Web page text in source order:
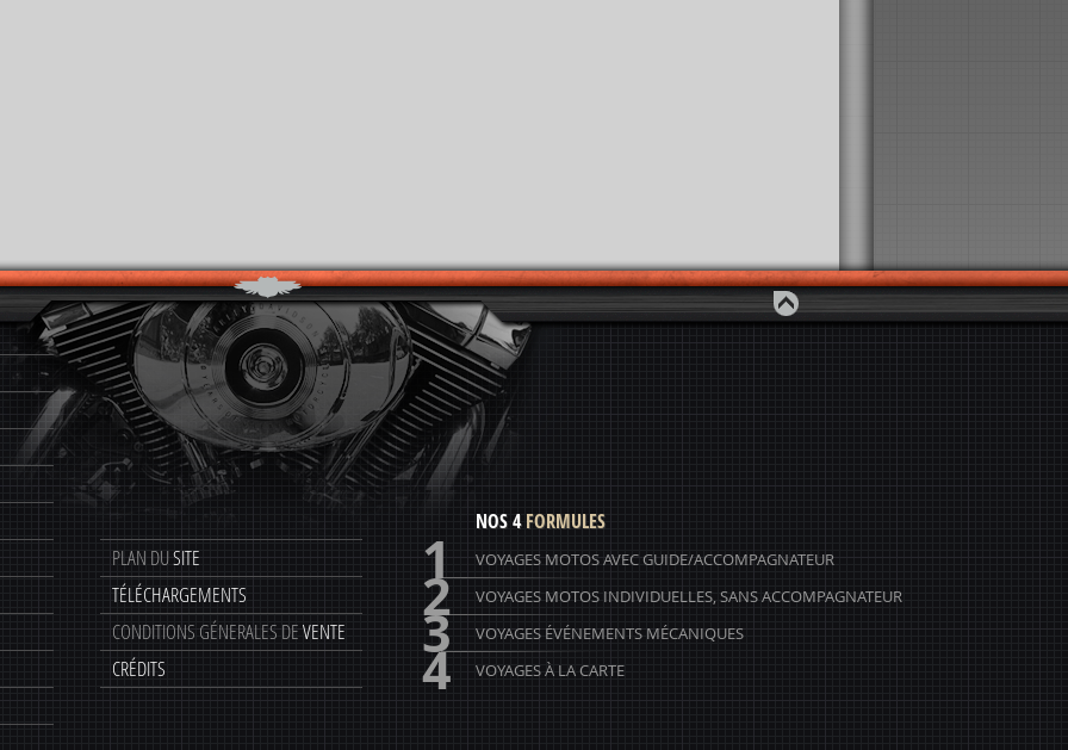
PLAN DUSITE
TÉLÉCHARGEMENTS
CONDITIONS GÉNERALES DEVENTE
CRÉDITS
NOS 4FORMULES
1 VOYAGES MOTOS AVEC GUIDE/ACCOMPAGNATEUR
2 VOYAGES MOTOS INDIVIDUELLES, SANS ACCOMPAGNATEUR
3 VOYAGES ÉVÉNEMENTS MÉCANIQUES
4 VOYAGES À LA CARTE